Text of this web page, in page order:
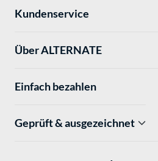
Kundenservice
Über ALTERNATE
Einfach bezahlen
Geprüft & ausgezeichnet